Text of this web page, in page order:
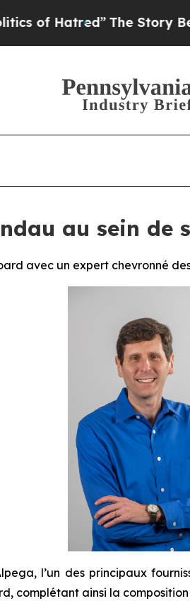
Hatred”The Story Behind
au sein de
avec un expert chevronné
l’un des principaux
complétant ainsi la